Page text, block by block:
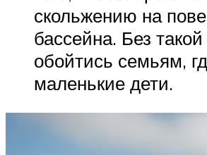
скольжению на
бассейна. Без
обойтись семьям,
маленькие дети.